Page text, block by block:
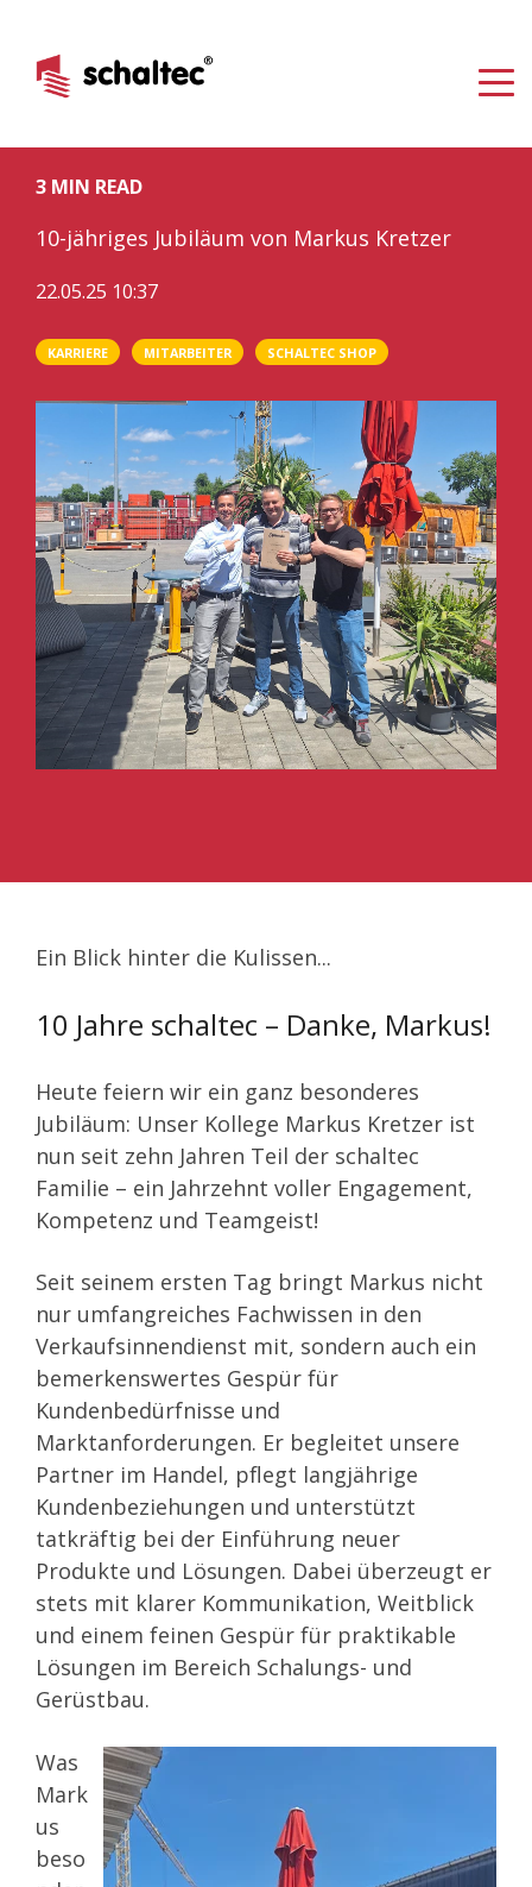
3 MIN READ
10-jähriges Jubiläum von Markus Kretzer
22.05.25 10:37
KARRIERE MITARBEITER SCHALTEC SHOP
Ein Blick hinter die Kulissen...
10 Jahre schaltec – Danke, Markus!
Heute feiern wir ein ganz besonderes
Jubiläum: Unser Kollege Markus Kretzer ist
nun seit zehn Jahren Teil der schaltec
Familie – ein Jahrzehnt voller Engagement,
Kompetenz und Teamgeist!
Seit seinem ersten Tag bringt Markus nicht
nur umfangreiches Fachwissen in den
Verkaufsinnendienst mit, sondern auch ein
bemerkenswertes Gespür für
Kundenbedürfnisse und
Marktanforderungen. Er begleitet unsere
Partner im Handel, pflegt langjährige
Kundenbeziehungen und unterstützt
tatkräftig bei der Einführung neuer
Produkte und Lösungen. Dabei überzeugt er
stets mit klarer Kommunikation, Weitblick
und einem feinen Gespür für praktikable
Lösungen im Bereich Schalungs- und
Gerüstbau.
Was
Mark
us
beso